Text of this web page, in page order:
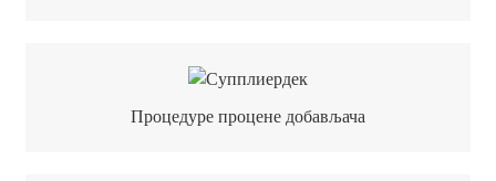
Процедуре процене добављача